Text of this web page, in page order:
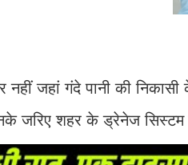
नहीं जहां गंदे पानी की
जरिए शहर के ड्रेनेज